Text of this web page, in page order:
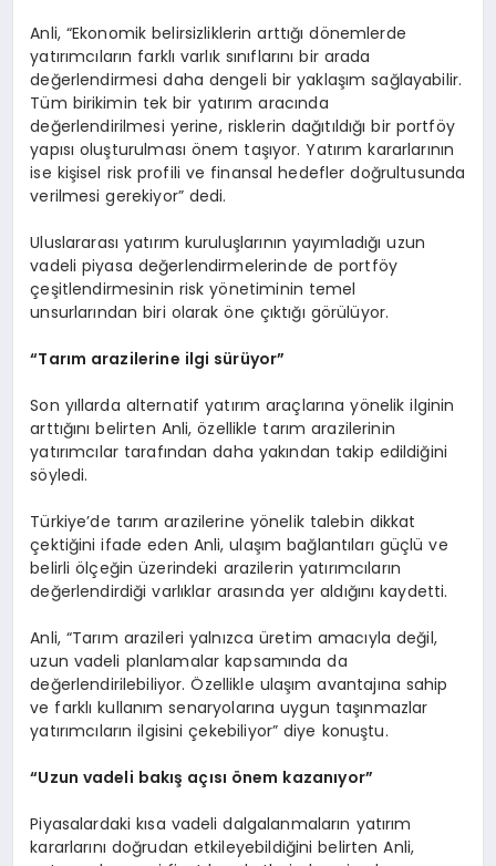
Anli, “Ekonomik belirsizliklerin arttığı dönemlerde
yatırımcıların farklı varlık sınıflarını bir arada
değerlendirmesi daha dengeli bir yaklaşım sağlayabilir.
Tüm birikimin tek bir yatırım aracında
değerlendirilmesi yerine, risklerin dağıtıldığı bir portföy
yapısı oluşturulması önem taşıyor. Yatırım kararlarının
ise kişisel risk profili ve finansal hedefler doğrultusunda
verilmesi gerekiyor” dedi.
Uluslararası yatırım kuruluşlarının yayımladığı uzun
vadeli piyasa değerlendirmelerinde de portföy
çeşitlendirmesinin risk yönetiminin temel
unsurlarından biri olarak öne çıktığı görülüyor.
“Tarım arazilerine ilgi sürüyor”
Son yıllarda alternatif yatırım araçlarına yönelik ilginin
arttığını belirten Anli, özellikle tarım arazilerinin
yatırımcılar tarafından daha yakından takip edildiğini
söyledi.
Türkiye’de tarım arazilerine yönelik talebin dikkat
çektiğini ifade eden Anli, ulaşım bağlantıları güçlü ve
belirli ölçeğin üzerindeki arazilerin yatırımcıların
değerlendirdiği varlıklar arasında yer aldığını kaydetti.
Anli, “Tarım arazileri yalnızca üretim amacıyla değil,
uzun vadeli planlamalar kapsamında da
değerlendirilebiliyor. Özellikle ulaşım avantajına sahip
ve farklı kullanım senaryolarına uygun taşınmazlar
yatırımcıların ilgisini çekebiliyor” diye konuştu.
“Uzun vadeli bakış açısı önem kazanıyor”
Piyasalardaki kısa vadeli dalgalanmaların yatırım
kararlarını doğrudan etkileyebildiğini belirten Anli,